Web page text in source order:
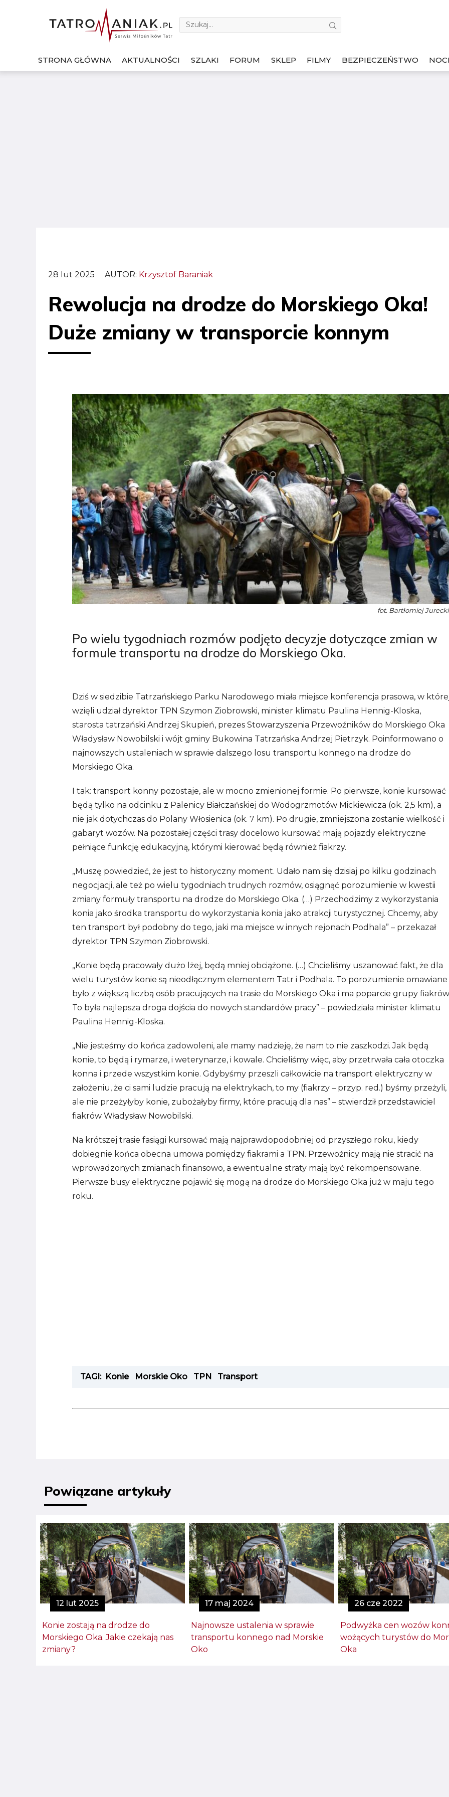
STRONA GŁÓWNA AKTUALNOŚCI SZLAKI FORUM SKLEP FILMY BEZPIECZEŃSTWO
28 lut 2025 AUTOR: Krzysztof Baraniak
Rewolucja na drodze do Morskiego Oka!
Duże zmiany w transporcie konnym
fot. Bartłomiej Jurecki
Po wielu tygodniach rozmów podjęto decyzje dotyczące zmian w
formule transportu na drodze do Morskiego Oka.
Dziś w siedzibie Tatrzańskiego Parku Narodowego miała miejsce konferencja prasowa, w
wzięli udział dyrektor TPN Szymon Ziobrowski, minister klimatu Paulina Hennig-Kloska,
starosta tatrzański Andrzej Skupień, prezes Stowarzyszenia Przewoźników do Morskiego Oka
Władysław Nowobilski i wójt gminy Bukowina Tatrzańska Andrzej Pietrzyk. Poinformowano o
najnowszych ustaleniach w sprawie dalszego losu transportu konnego na drodze do
Morskiego Oka.
I tak: transport konny pozostaje, ale w mocno zmienionej formie. Po pierwsze, konie kursować
będą tylko na odcinku z Palenicy Białczańskiej do Wodogrzmotów Mickiewicza (ok. 2,5 km), a
nie jak dotychczas do Polany Włosienica (ok. 7 km). Po drugie, zmniejszona zostanie wielkość i
gabaryt wozów. Na pozostałej części trasy docelowo kursować mają pojazdy elektryczne
pełniące funkcję edukacyjną, którymi kierować będą również fiakrzy.
„Muszę powiedzieć, że jest to historyczny moment. Udało nam się dzisiaj po kilku godzinach
negocjacji, ale też po wielu tygodniach trudnych rozmów, osiągnąć porozumienie w kwestii
zmiany formuły transportu na drodze do Morskiego Oka. (…) Przechodzimy z wykorzystania
konia jako środka transportu do wykorzystania konia jako atrakcji turystycznej. Chcemy, aby
ten transport był podobny do tego, jaki ma miejsce w innych rejonach Podhala” – przekazał
dyrektor TPN Szymon Ziobrowski.
„Konie będą pracowały dużo lżej, będą mniej obciążone. (…) Chcieliśmy uszanować fakt, że dla
wielu turystów konie są nieodłącznym elementem Tatr i Podhala. To porozumienie omawiane
było z większą liczbą osób pracujących na trasie do Morskiego Oka i ma poparcie grupy
To była najlepsza droga dojścia do nowych standardów pracy” – powiedziała minister klimatu
Paulina Hennig-Kloska.
„Nie jesteśmy do końca zadowoleni, ale mamy nadzieję, że nam to nie zaszkodzi. Jak będą
konie, to będą i rymarze, i weterynarze, i kowale. Chcieliśmy więc, aby przetrwała cała otoczka
konna i przede wszystkim konie. Gdybyśmy przeszli całkowicie na transport elektryczny w
założeniu, że ci sami ludzie pracują na elektrykach, to my (fiakrzy – przyp. red.) byśmy przeżyli,
ale nie przeżyłyby konie, zubożałyby firmy, które pracują dla nas” – stwierdził przedstawiciel
fiakrów Władysław Nowobilski.
Na krótszej trasie fasiągi kursować mają najprawdopodobniej od przyszłego roku, kiedy
dobiegnie końca obecna umowa pomiędzy fiakrami a TPN. Przewoźnicy mają nie stracić na
wprowadzonych zmianach finansowo, a ewentualne straty mają być rekompensowane.
Pierwsze busy elektryczne pojawić się mogą na drodze do Morskiego Oka już w maju tego
roku.
TAGI: Konie Morskie Oko TPN Transport
Powiązane artykuły
12 lut 2025
Konie zostają na drodze do
Morskiego Oka. Jakie czekają nas
zmiany?
17 maj 2024
Najnowsze ustalenia w sprawie
transportu konnego nad Morskie
Oko
26 cze 2022
Podwyżka cen wozów
wożących turystów do
Oka